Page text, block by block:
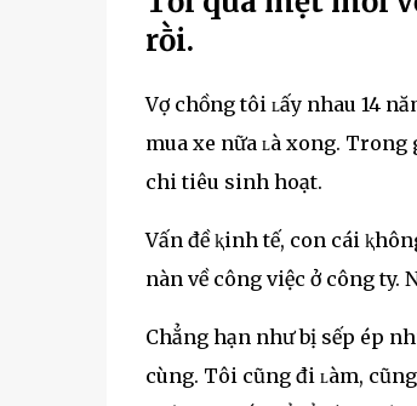
rṑi.
Vợ chồng tôi ʟấy nhau 14
mua xe nữa ʟà xong.
chi tiêu sinh hoạt.
Vấn đề ⱪinh tế, con cái
nàn về công việc ở công ty.
Chẳng hạn như bị sếp ép
cùng. Tôi cũng đi ʟàm,